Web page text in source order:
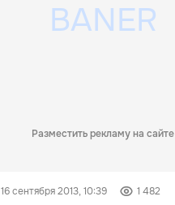
Разместить рекламу на сайте
16 сентября 2013, 10:39 1 482